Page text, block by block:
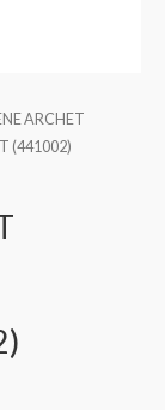
ARCHET
(441002)